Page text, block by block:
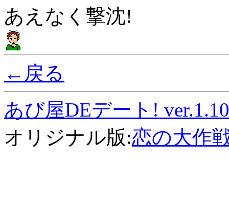
あえなく撃沈!
←戻る
あび屋DEデート! ver.1.10
オリジナル版:恋の大作